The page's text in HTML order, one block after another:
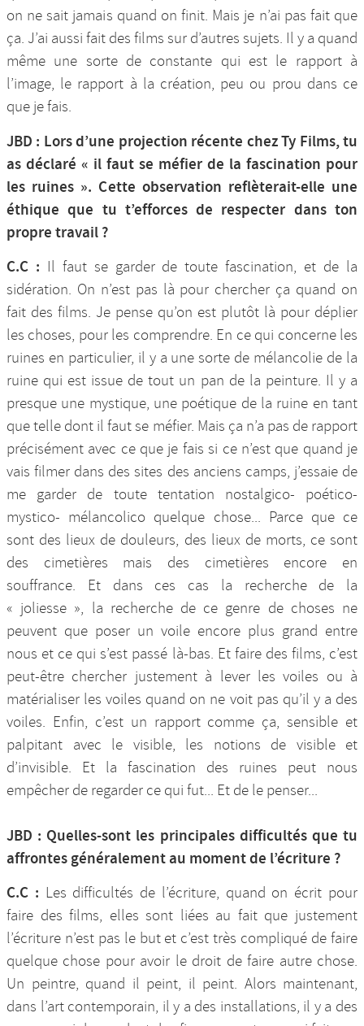
on ne sait jamais quand on finit. Mais je n’ai pas fait que
ça. J’ai aussi fait des films sur d’autres sujets. Il y a quand
même une sorte de constante qui est le rapport à
l’image, le rapport à la création, peu ou prou dans ce
que je fais.
JBD : Lors d’une projection récente chez Ty Films, tu
as déclaré « il faut se méfier de la fascination pour
les ruines ». Cette observation reflèterait-elle une
éthique que tu t’efforces de respecter dans ton
propre travail ?
C.C : Il faut se garder de toute fascination, et de la
sidération. On n’est pas là pour chercher ça quand on
fait des films. Je pense qu’on est plutôt là pour déplier
les choses, pour les comprendre. En ce qui concerne les
ruines en particulier, il y a une sorte de mélancolie de la
ruine qui est issue de tout un pan de la peinture. Il y a
presque une mystique, une poétique de la ruine en tant
que telle dont il faut se méfier. Mais ça n’a pas de rapport
précisément avec ce que je fais si ce n’est que quand je
vais filmer dans des sites des anciens camps, j’essaie de
me garder de toute tentation nostalgico- poético-
mystico- mélancolico quelque chose... Parce que ce
sont des lieux de douleurs, des lieux de morts, ce sont
des cimetières mais des cimetières encore en
souffrance. Et dans ces cas la recherche de la
« joliesse », la recherche de ce genre de choses ne
peuvent que poser un voile encore plus grand entre
nous et ce qui s’est passé là-bas. Et faire des films, c’est
peut-être chercher justement à lever les voiles ou à
matérialiser les voiles quand on ne voit pas qu’il y a des
voiles. Enfin, c’est un rapport comme ça, sensible et
palpitant avec le visible, les notions de visible et
d’invisible. Et la fascination des ruines peut nous
empêcher de regarder ce qui fut... Et de le penser...
JBD : Quelles-sont les principales difficultés que tu
affrontes généralement au moment de l’écriture ?
C.C : Les difficultés de l’écriture, quand on écrit pour
faire des films, elles sont liées au fait que justement
l’écriture n’est pas le but et c’est très compliqué de faire
quelque chose pour avoir le droit de faire autre chose.
Un peintre, quand il peint, il peint. Alors maintenant,
dans l’art contemporain, il y a des installations, il y a des